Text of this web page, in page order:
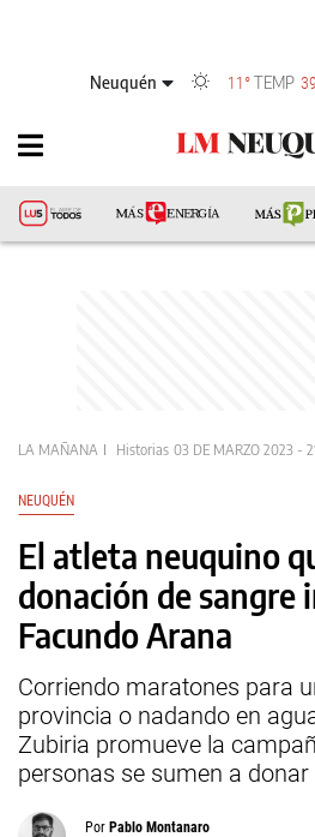
Neuquén 11° TEMP
LA MAÑANA Historias 03 DE MARZO 2023 -
NEUQUÉN
El atleta neuquino
donación de sangre
Facundo Arana
Corriendo maratones para
provincia o nadando en
Zubiria promueve la
personas se sumen a
Por Pablo Montanaro